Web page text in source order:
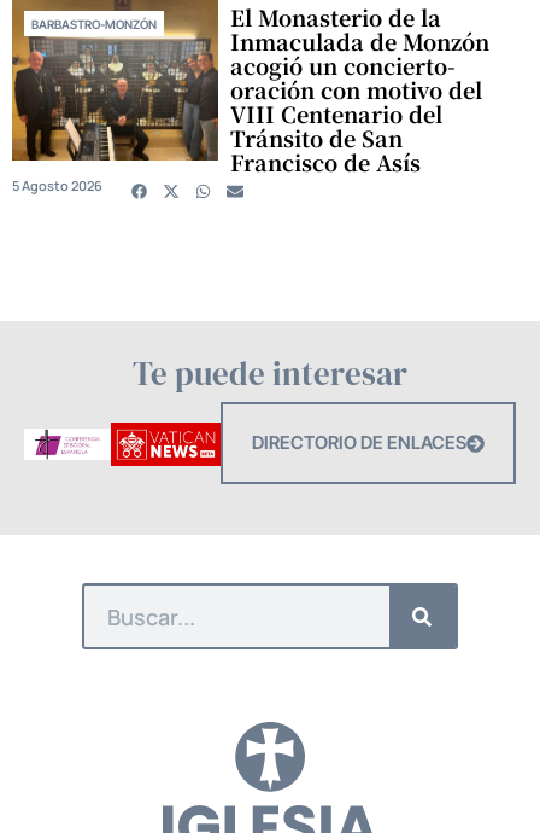
BARBASTRO-MONZÓN El Monasterio de la
Inmaculada de Monzón
acogió un concierto-
oración con motivo del
VIII Centenario del
Tránsito de San
Francisco de Asís
5 Agosto 2026
Te puede interesar
DIRECTORIO DE ENLACES